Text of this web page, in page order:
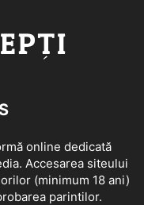
online dedicată
Accesarea siteului
(minimum 18 ani)
parintilor.